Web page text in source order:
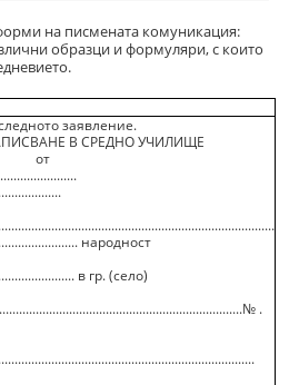
на писмената комуникация:
образци и формуляри, с които
заявление.
В СРЕДНО УЧИЛИЩЕ
oт
народност
в гр. (село)
.